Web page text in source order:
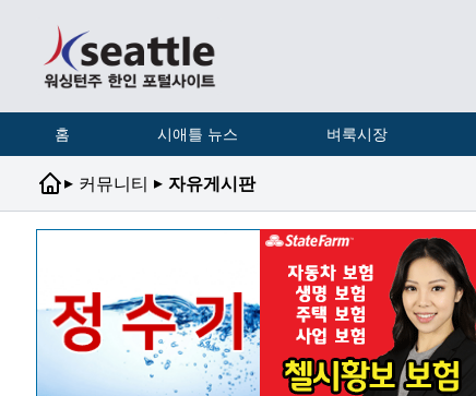
홈 시애틀 뉴스 벼룩시장
▸ 커뮤니티 ▸ 자유게시판